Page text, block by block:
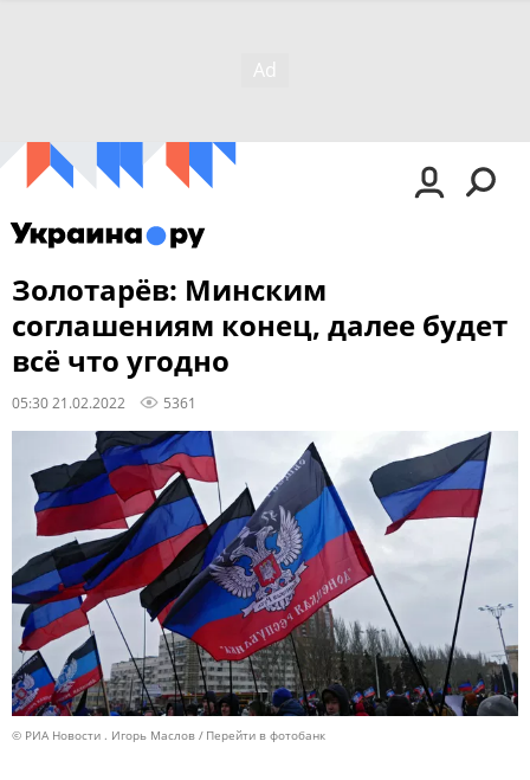
Золотарёв: Минским
соглашениям конец, далее будет
всё что угодно
05:30 21.02.2022 5361
© РИА Новости . Игорь Маслов Перейти в фотобанк